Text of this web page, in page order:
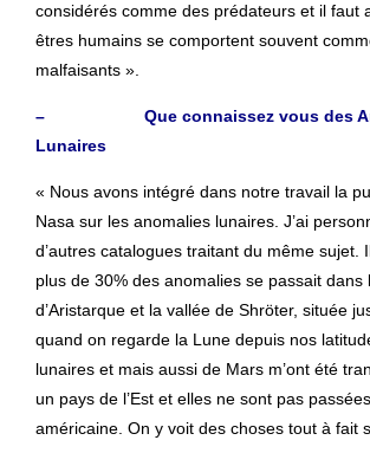
considérés comme des prédateurs et il faut
êtres humains se comportent souvent
malfaisants ».
– Que connaissez vous des
Lunaires
« Nous avons intégré dans notre travail la
Nasa sur les anomalies lunaires. J’ai
d’autres catalogues traitant du même sujet.
plus de 30% des anomalies se passait dans
d’Aristarque et la vallée de Shröter, située
quand on regarde la Lune depuis nos
lunaires et mais aussi de Mars m’ont été
un pays de l’Est et elles ne sont pas
américaine. On y voit des choses tout à fait